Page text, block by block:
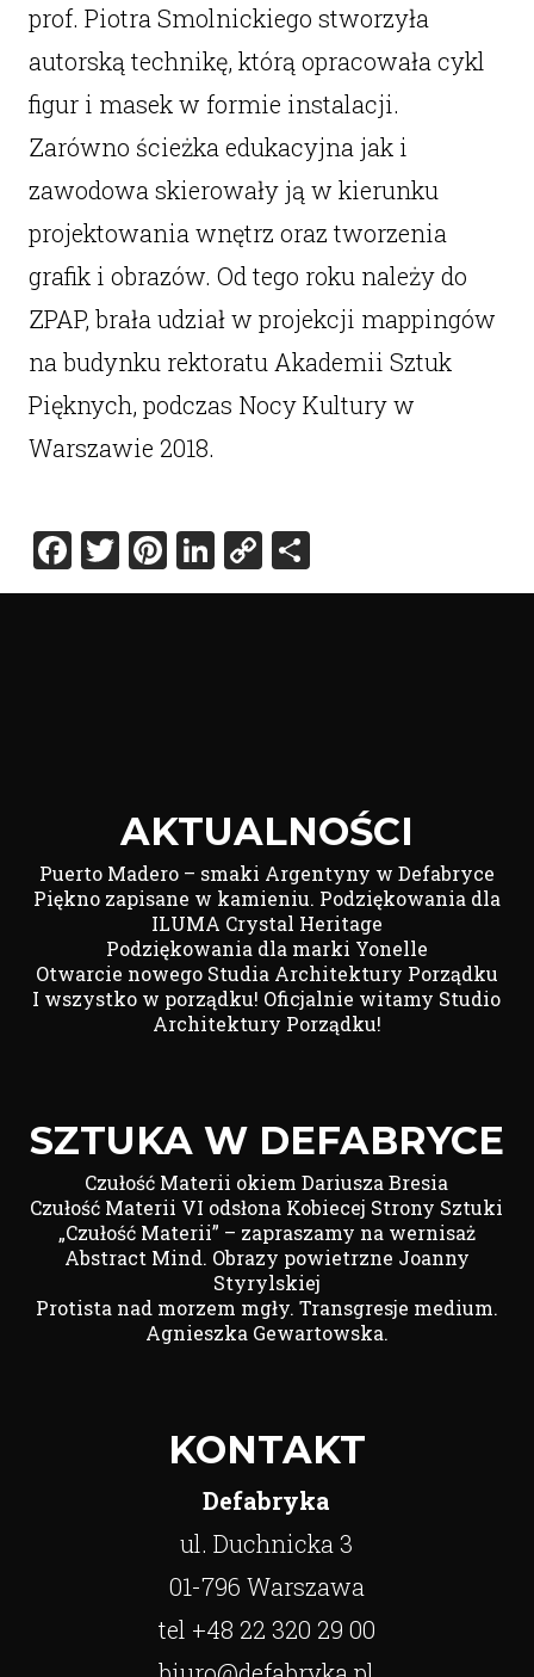
prof. Piotra Smolnickiego stworzyła
autorską technikę, którą opracowała cykl
figur i masek w formie instalacji.
Zarówno ścieżka edukacyjna jak i
zawodowa skierowały ją w kierunku
projektowania wnętrz oraz tworzenia
grafik i obrazów. Od tego roku należy do
ZPAP, brała udział w projekcji mappingów
na budynku rektoratu Akademii Sztuk
Pięknych, podczas Nocy Kultury w
Warszawie 2018.
Facebook
Twitter
Pinterest
LinkedIn
Copy
Link
Share
AKTUALNOŚCI
Puerto Madero – smaki Argentyny w Defabryce
Piękno zapisane w kamieniu. Podziękowania dla
ILUMA Crystal Heritage
Podziękowania dla marki Yonelle
Otwarcie nowego Studia Architektury Porządku
I wszystko w porządku! Oficjalnie witamy Studio
Architektury Porządku!
SZTUKA W DEFABRYCE
Czułość Materii okiem Dariusza Bresia
Czułość Materii VI odsłona Kobiecej Strony Sztuki
„Czułość Materii” – zapraszamy na wernisaż
Abstract Mind. Obrazy powietrzne Joanny
Styrylskiej
Protista nad morzem mgły. Transgresje medium.
Agnieszka Gewartowska.
KONTAKT
Defabryka
ul. Duchnicka 3
01-796 Warszawa
tel +48 22 320 29 00